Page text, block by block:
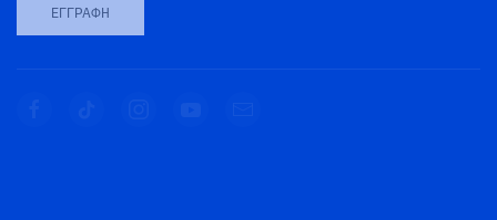
ΕΓΓΡΑΦΉ